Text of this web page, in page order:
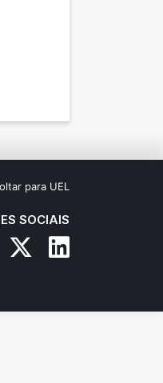
para UEL
SOCIAIS